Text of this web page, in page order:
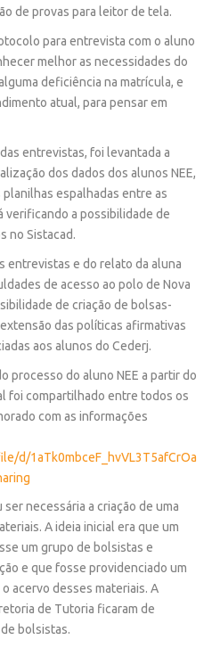
de provas para leitor de tela.
para entrevista com o aluno
melhor as necessidades do
deficiência na matrícula, e
atual, para pensar em
entrevistas, foi levantada a
dos dados dos alunos NEE,
espalhadas entre as
verificando a possibilidade de
no Sistacad.
entrevistas e do relato da aluna
de acesso ao polo de Nova
de criação de bolsas-
das políticas afirmativas
aos alunos do Cederj.
processo do aluno NEE a partir do
foi compartilhado entre todos os
com as informações
d/1aTk0mbceF_hvVL3T5afCrOa
ser necessária a criação de uma
A ideia inicial era que um
um grupo de bolsistas e
e que fosse providenciado um
acervo desses materiais. A
de Tutoria ficaram de
bolsistas.